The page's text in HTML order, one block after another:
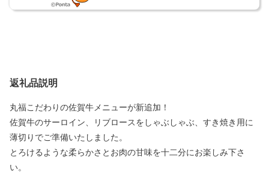
返礼品説明
丸福こだわりの佐賀牛メニューが新追加！
佐賀牛のサーロイン、リブロースをしゃぶしゃぶ、すき焼き用に
薄切りでご準備いたしました。
とろけるような柔らかさとお肉の甘味を十二分にお楽しみ下さ
い。